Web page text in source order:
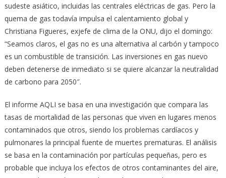
sudeste asiático, incluidas las centrales eléctricas de gas. Pero la
quema de gas todavía impulsa el calentamiento global y
Christiana Figueres, exjefe de clima de la ONU, dijo el domingo:
“Seamos claros, el gas no es una alternativa al carbón y tampoco
es un combustible de transición. Las inversiones en gas nuevo
deben detenerse de inmediato si se quiere alcanzar la neutralidad
de carbono para 2050″.
El informe AQLI se basa en una investigación que compara las
tasas de mortalidad de las personas que viven en lugares menos
contaminados que otros, siendo los problemas cardíacos y
pulmonares la principal fuente de muertes prematuras. El análisis
se basa en la contaminación por partículas pequeñas, pero es
probable que incluya los efectos de otros contaminantes del aire,